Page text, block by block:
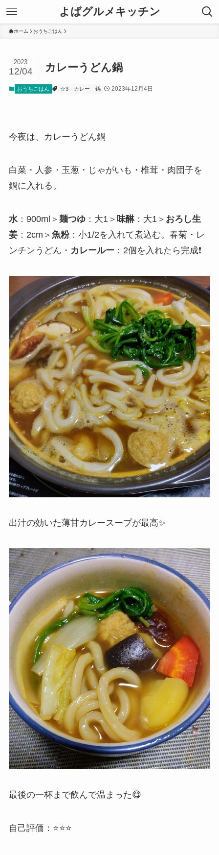
よばグルメキッチン
ホーム おうちごはん
カレーうどん鍋
2023
12/04
おうちごはん ☆3 カレー 鍋 2023年12月4日
今夜は、カレーうどん鍋
白菜・人参・玉葱・じゃがいも・椎茸・肉団子を
鍋に入れる。
水：900ml＞ 麺つゆ：大1＞ 味醂：大1＞ おろし生
姜：2cm＞ 魚粉：小1/2を入れて煮込む。春菊・レ
ンチンうどん・ カレールー ：2個を入れたら完成❗
出汁の効いた薄甘カレースープが最高✨
最後の一杯まで飲んで温まった😋
自己評価：⭐⭐⭐